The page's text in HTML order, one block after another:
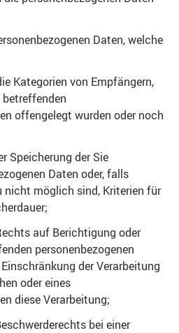
Daten, welche
Kategorien von Empfängern,
betreffenden
offengelegt wurden oder noch
Speicherung der Sie
Daten oder, falls
nicht möglich sind, Kriterien für
auf Berichtigung oder
personenbezogenen
der Verarbeitung
oder eines
diese Verarbeitung;
bei einer